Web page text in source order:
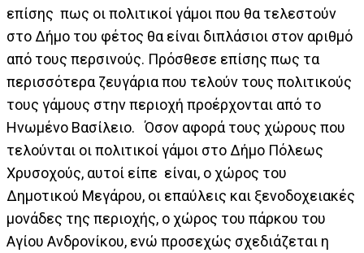
επίσης πως οι πολιτικοί γάμοι που θα τελεστούν
στο Δήμο του φέτος θα είναι διπλάσιοι στον αριθμό
από τους περσινούς. Πρόσθεσε επίσης πως τα
περισσότερα ζευγάρια που τελούν τους πολιτικούς
τους γάμους στην περιοχή προέρχονται από το
Ηνωμένο Βασίλειο. Όσον αφορά τους χώρους που
τελούνται οι πολιτικοί γάμοι στο Δήμο Πόλεως
Χρυσοχούς, αυτοί είπε είναι, ο χώρος του
Δημοτικού Μεγάρου, οι επαύλεις και ξενοδοχειακές
μονάδες της περιοχής, ο χώρος του πάρκου του
Αγίου Ανδρονίκου, ενώ προσεχώς σχεδιάζεται η